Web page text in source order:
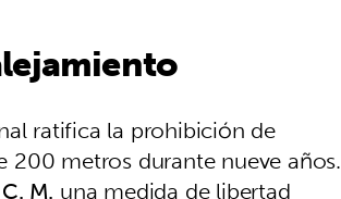
ratifica la prohibición de
metros durante nueve años.
M. una medida de libertad